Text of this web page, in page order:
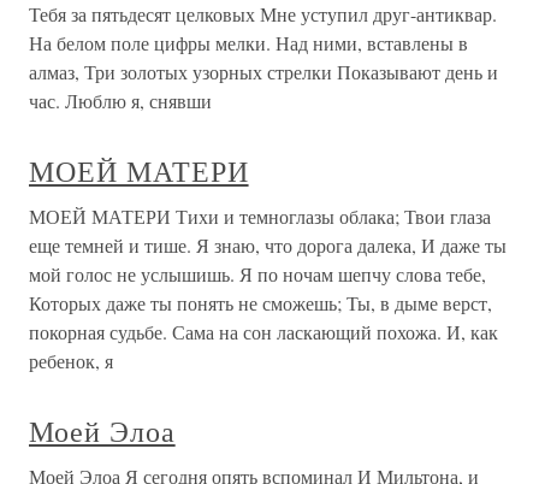
Тебя за пятьдесят целковых Мне уступил друг-антиквар.
На белом поле цифры мелки. Над ними, вставлены в
алмаз, Три золотых узорных стрелки Показывают день и
час. Люблю я, снявши
МОЕЙ МАТЕРИ
МОЕЙ МАТЕРИ Тихи и темноглазы облака; Твои глаза
еще темней и тише. Я знаю, что дорога далека, И даже ты
мой голос не услышишь. Я по ночам шепчу слова тебе,
Которых даже ты понять не сможешь; Ты, в дыме верст,
покорная судьбе. Сама на сон ласкающий похожа. И, как
ребенок, я
Моей Элоа
Моей Элоа Я сегодня опять вспоминал И Мильтона, и